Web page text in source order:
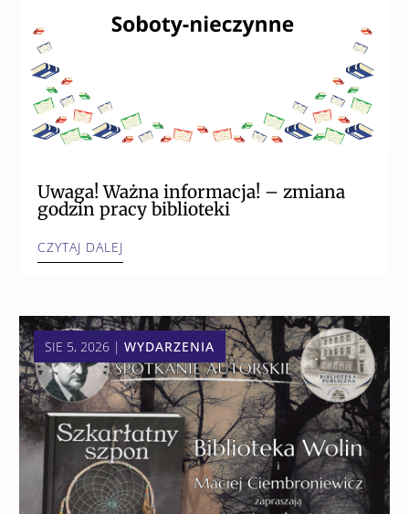
Uwaga! Ważna informacja! – zmiana
godzin pracy biblioteki
CZYTAJ DALEJ
SIE 5, 2026 |WYDARZENIA